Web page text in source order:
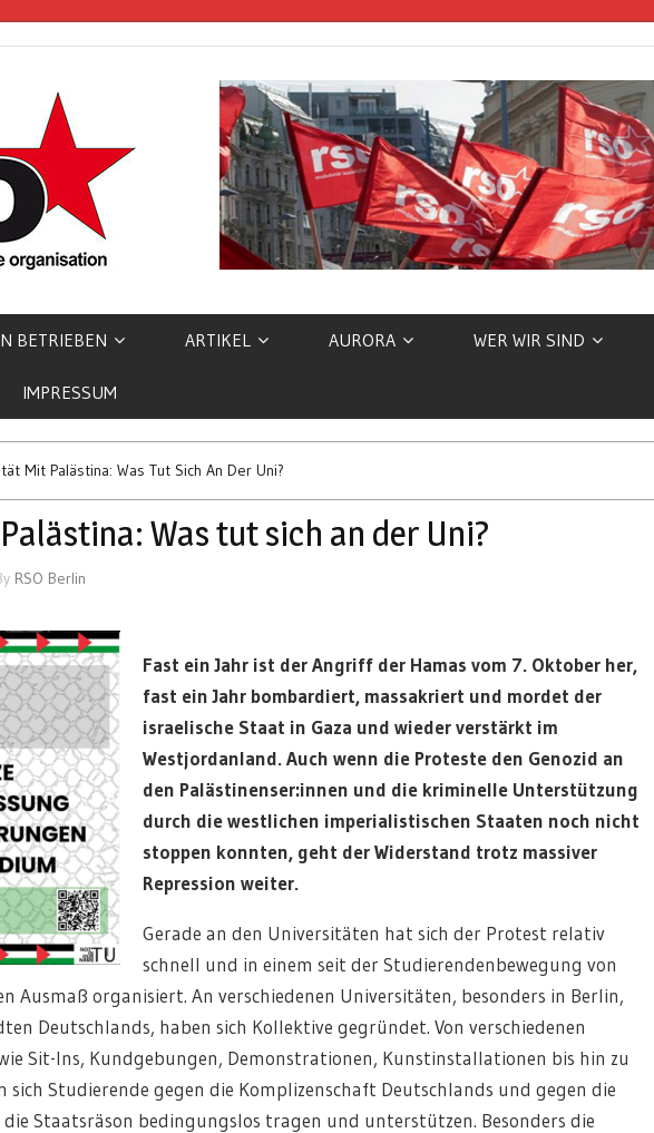
BETRIEBEN ARTIKEL AURORA WER WIR SIND
IMPRESSUM
Mit Palästina: Was Tut Sich An Der Uni?
Was tut sich an der Uni?
RSO Berlin
Fast ein Jahr ist der Angriff der Hamas vom 7. Oktober her,
fast ein Jahr bombardiert, massakriert und mordet der
israelische Staat in Gaza und wieder verstärkt im
Westjordanland. Auch wenn die Proteste den Genozid an
den Palästinenser:innen und die kriminelle Unterstützung
durch die westlichen imperialistischen Staaten noch nicht
stoppen konnten, geht der Widerstand trotz massiver
Repression weiter.
Gerade an den Universitäten hat sich der Protest relativ
schnell und in einem seit der Studierendenbewegung von
Ausmaß organisiert. An verschiedenen Universitäten, besonders in Berlin,
Deutschlands, haben sich Kollektive gegründet. Von verschiedenen
Sit-Ins, Kundgebungen, Demonstrationen, Kunstinstallationen bis hin zu
sich Studierende gegen die Komplizenschaft Deutschlands und gegen die
Staatsräson bedingungslos tragen und unterstützen. Besonders die